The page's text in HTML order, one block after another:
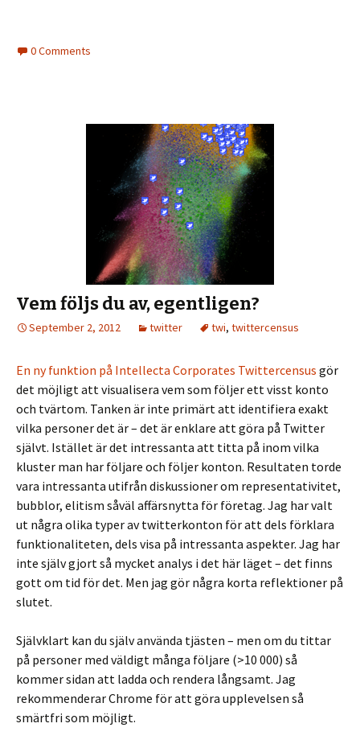
0 Comments
Vem följs du av, egentligen?
September 2, 2012 twitter twi, twittercensus
En ny funktion på Intellecta Corporates Twittercensus gör
det möjligt att visualisera vem som följer ett visst konto
och tvärtom. Tanken är inte primärt att identifiera exakt
vilka personer det är – det är enklare att göra på Twitter
självt. Istället är det intressanta att titta på inom vilka
kluster man har följare och följer konton. Resultaten torde
vara intressanta utifrån diskussioner om representativitet,
bubblor, elitism såväl affärsnytta för företag. Jag har valt
ut några olika typer av twitterkonton för att dels förklara
funktionaliteten, dels visa på intressanta aspekter. Jag har
inte själv gjort så mycket analys i det här läget – det finns
gott om tid för det. Men jag gör några korta reflektioner på
slutet.
Självklart kan du själv använda tjästen – men om du tittar
på personer med väldigt många följare (>10 000) så
kommer sidan att ladda och rendera långsamt. Jag
rekommenderar Chrome för att göra upplevelsen så
smärtfri som möjligt.